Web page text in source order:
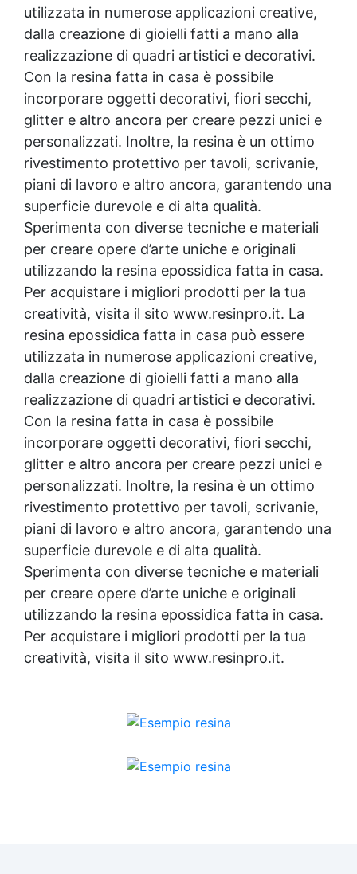
utilizzata in numerose applicazioni creative,
dalla creazione di gioielli fatti a mano alla
realizzazione di quadri artistici e decorativi.
Con la resina fatta in casa è possibile
incorporare oggetti decorativi, fiori secchi,
glitter e altro ancora per creare pezzi unici e
personalizzati. Inoltre, la resina è un ottimo
rivestimento protettivo per tavoli, scrivanie,
piani di lavoro e altro ancora, garantendo una
superficie durevole e di alta qualità.
Sperimenta con diverse tecniche e materiali
per creare opere d’arte uniche e originali
utilizzando la resina epossidica fatta in casa.
Per acquistare i migliori prodotti per la tua
creatività, visita il sito www.resinpro.it. La
resina epossidica fatta in casa può essere
utilizzata in numerose applicazioni creative,
dalla creazione di gioielli fatti a mano alla
realizzazione di quadri artistici e decorativi.
Con la resina fatta in casa è possibile
incorporare oggetti decorativi, fiori secchi,
glitter e altro ancora per creare pezzi unici e
personalizzati. Inoltre, la resina è un ottimo
rivestimento protettivo per tavoli, scrivanie,
piani di lavoro e altro ancora, garantendo una
superficie durevole e di alta qualità.
Sperimenta con diverse tecniche e materiali
per creare opere d’arte uniche e originali
utilizzando la resina epossidica fatta in casa.
Per acquistare i migliori prodotti per la tua
creatività, visita il sito www.resinpro.it.